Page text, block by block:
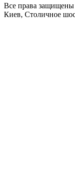
Все права
Киев, Столичное